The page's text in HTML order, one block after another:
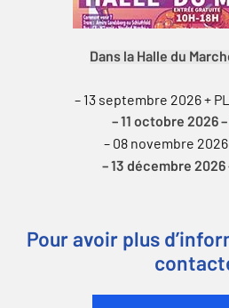
Dans la Halle du
– 13 septembre 2026 +
– 11 octobre 2026 –
– 08 novembre 2026
– 13 décembre 2026
Pour avoir plus